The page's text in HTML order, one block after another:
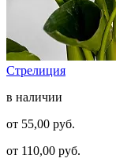
Стрелиция
в наличии
от 55,00 руб.
от 110,00 руб.